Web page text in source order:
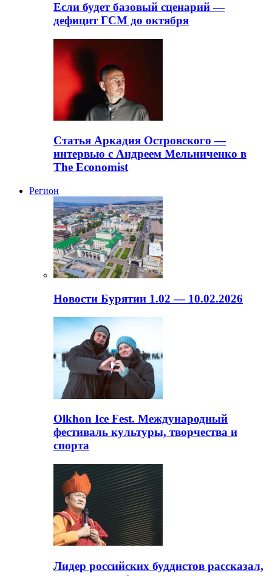
Если будет базовый сценарий —
дефицит ГСМ до октября
Статья Аркадия Островского —
интервью с Андреем Мельниченко в
The Economist
Регион
Новости Бурятии 1.02 — 10.02.2026
Olkhon Ice Fest. Международный
фестиваль культуры, творчества и
спорта
Лидер российских буддистов рассказал,